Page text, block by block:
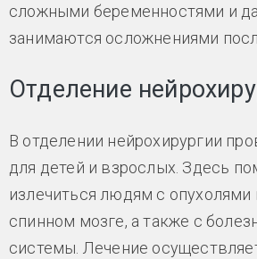
сложными беременностями и
занимаются осложнениями
Отделение
В отделении нейрохирургии
для детей и взрослых. Здесь
излечиться людям с опухолями
спинном мозге, а также с
системы. Лечение